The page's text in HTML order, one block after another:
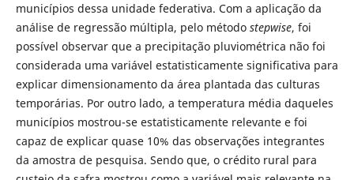
municípios dessa unidade federativa. Com a aplicação da
análise de regressão múltipla, pelo método stepwise, foi
possível observar que a precipitação pluviométrica não foi
considerada uma variável estatisticamente significativa para
explicar dimensionamento da área plantada das culturas
temporárias. Por outro lado, a temperatura média daqueles
municípios mostrou-se estatisticamente relevante e foi
capaz de explicar quase 10% das observações integrantes
da amostra de pesquisa. Sendo que, o crédito rural para